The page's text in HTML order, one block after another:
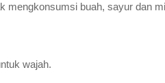
mengkonsumsi buah, sayur dan
wajah.